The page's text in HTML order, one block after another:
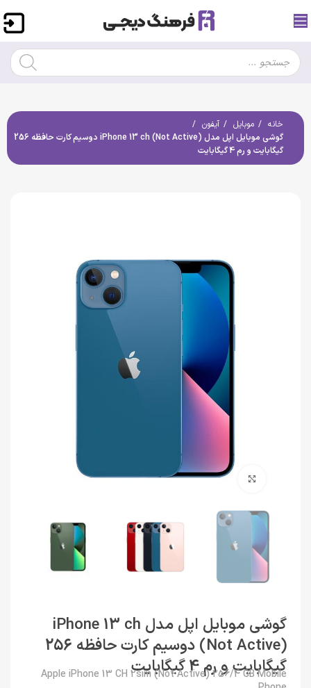
خانه موبایل
آیفون
گوشی موبایل اپل مدل iPhone 13 ch (Not Active) دوسیم کارت حافظه 256
گیگابایت و رم 4 گیگابایت
برای بزرگنمایی کلیک کنید
گوشی موبایل اپل مدل iPhone 13 ch
(Not Active) دوسیم کارت حافظه 256
گیگابایت و رم 4 گیگابایت
Apple iPhone 13 CH 2sim (Not Active) 256/4 GB Mobile